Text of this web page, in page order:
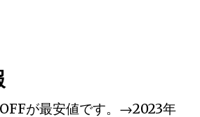
が最安値です。→2023年